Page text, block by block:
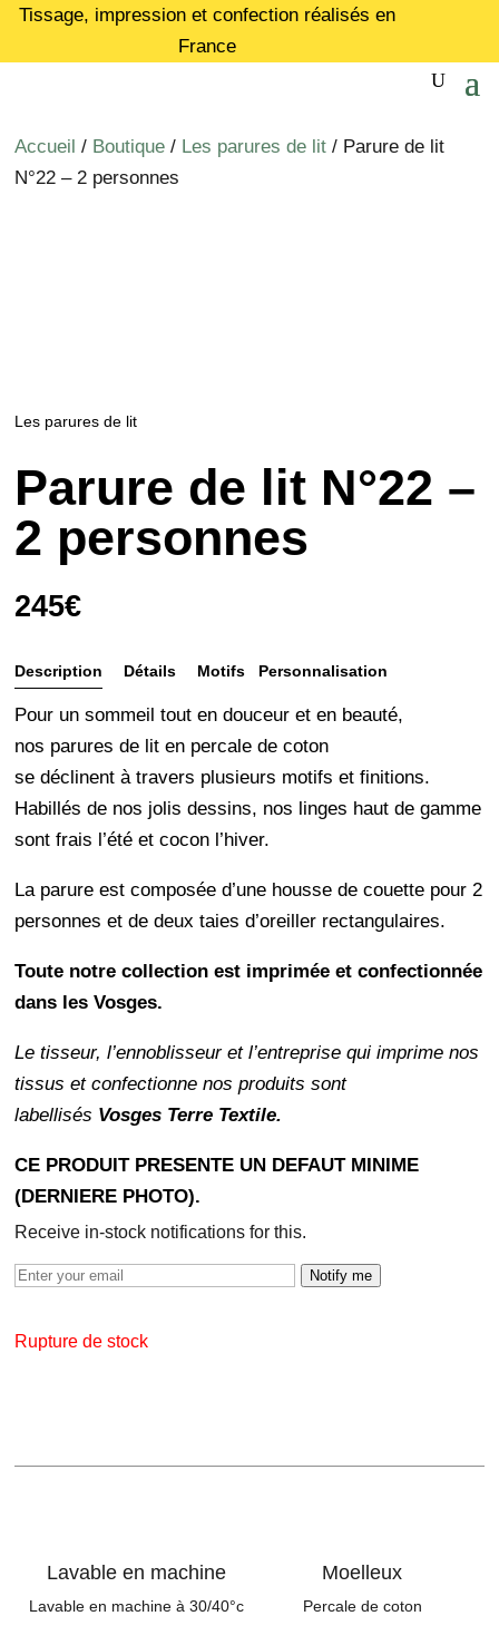
Tissage, impression et confection réalisés en
France
Accueil / Boutique / Les parures de lit / Parure de lit
N°22 – 2 personnes
Les parures de lit
Parure de lit N°22 –
2 personnes
245€
Description
Détails
entretien
Motifs Personnalisation
Pour un sommeil tout en douceur et en beauté,
nos parures de lit en percale de coton
se déclinent à travers plusieurs motifs et finitions.
Habillés de nos jolis dessins, nos linges haut de gamme
sont frais l’été et cocon l’hiver.
La parure est composée d’une housse de couette pour 2
personnes et de deux taies d’oreiller rectangulaires.
Toute notre collection est imprimée et confectionnée
dans les Vosges.
Le tisseur, l’ennoblisseur et l’entreprise qui imprime nos
tissus et confectionne nos produits sont
labellisés Vosges Terre Textile.
CE PRODUIT PRESENTE UN DEFAUT MINIME
(DERNIERE PHOTO).
Receive in-stock notifications for this.
Notify me
Rupture de stock
Lavable en machine
Lavable en machine à 30/40°c
Moelleux
Percale de coton